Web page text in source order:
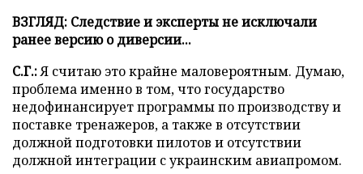
ВЗГЛЯД: Следствие и эксперты не исключали
ранее версию о диверсии...
С.Г.:Я считаю это крайне маловероятным. Думаю,
проблема именно в том, что государство
недофинансирует программы по производству и
поставке тренажеров, а также в отсутствии
должной подготовки пилотов и отсутствии
должной интеграции с украинским авиапромом.